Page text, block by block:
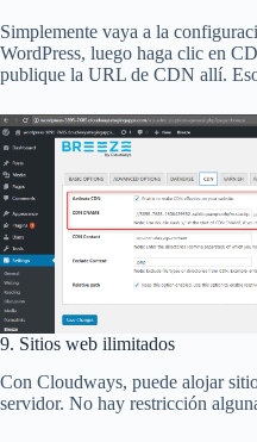
Simplemente vaya a la
WordPress, luego haga clic en
publique la URL de CDN allí.
9. Sitios web ilimitados
Con Cloudways, puede alojar
servidor. No hay restricción